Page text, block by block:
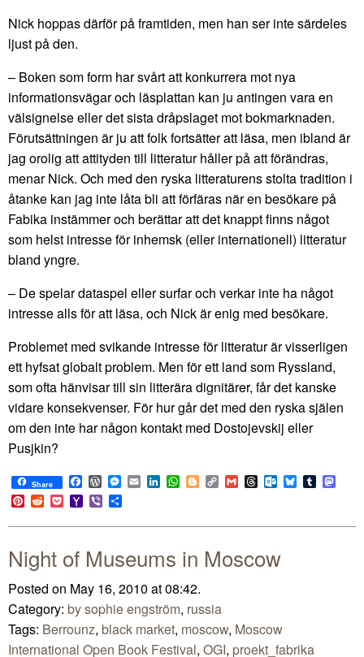
Nick hoppas därför på framtiden, men han ser inte särdeles
ljust på den.
– Boken som form har svårt att konkurrera mot nya
informationsvägar och läsplattan kan ju antingen vara en
välsignelse eller det sista dråpslaget mot bokmarknaden.
Förutsättningen är ju att folk fortsätter att läsa, men ibland är
jag orolig att attityden till litteratur håller på att förändras,
menar Nick. Och med den ryska litteraturens stolta tradition i
åtanke kan jag inte låta bli att förfäras när en besökare på
Fabika instämmer och berättar att det knappt finns något
som helst intresse för inhemsk (eller internationell) litteratur
bland yngre.
– De spelar dataspel eller surfar och verkar inte ha något
intresse alls för att läsa, och Nick är enig med besökare.
Problemet med svikande intresse för litteratur är visserligen
ett hyfsat globalt problem. Men för ett land som Ryssland,
som ofta hänvisar till sin litterära dignitärer, får det kanske
vidare konsekvenser. För hur går det med den ryska själen
om den inte har någon kontakt med Dostojevskij eller
Pusjkin?
Share Facebook
WordPress
Messenger
EmailLinkedIn
WhatsApp
BloggerCopy
Link
GmailThreadsOutlook.com
BlueskyTumblr
Pinterest
RedditPocketYahoo
Mail
Viber
Night of Museums in Moscow
Posted on May 16, 2010 at 08:42.
Category: by sophie engström, russia
Tags: Berrounz, black market, moscow, Moscow
International Open Book Festival, OGI, proekt_fabrika